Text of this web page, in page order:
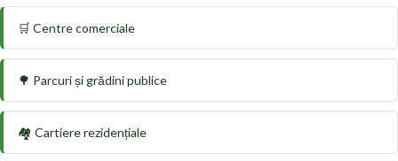
🛒 Centre comerciale
🌳 Parcuri și grădini publice
🏘️ Cartiere rezidențiale